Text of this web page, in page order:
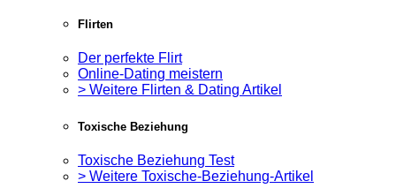
Flirten
Der perfekte Flirt
Online-Dating meistern
> Weitere Flirten & Dating Artikel
Toxische Beziehung
Toxische Beziehung Test
> Weitere Toxische-Beziehung-Artikel